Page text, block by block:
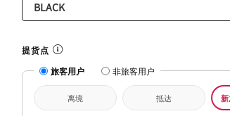
提货点
旅客用户
非旅客用户
离境 抵达